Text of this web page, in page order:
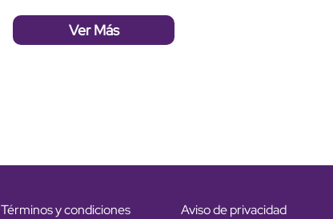
Ver Más
Términos y condiciones Aviso de privacidad